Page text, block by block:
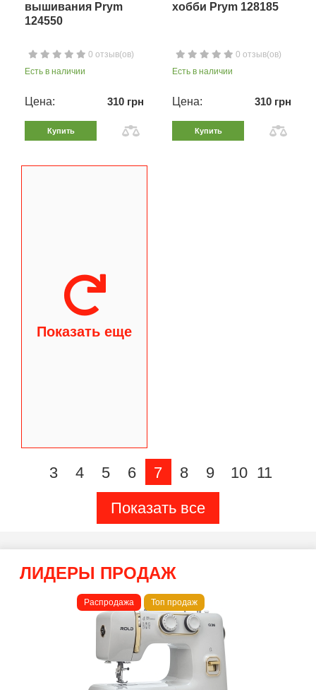
вышивания Prym
124550
0 отзыв(ов)
Есть в наличии
Цена: 310 грн
Купить
хобби Prym 128185
0 отзыв(ов)
Есть в наличии
Цена: 310 грн
Купить
Показать еще
3 4 5 6 7 8 9 10 11
Показать все
ЛИДЕРЫ ПРОДАЖ
Распродажа Топ продаж